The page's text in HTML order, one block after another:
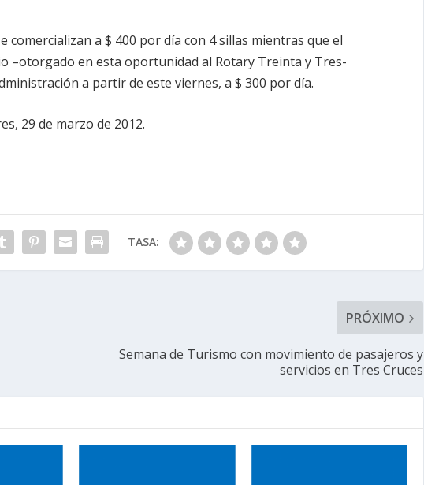
comercializan a $ 400 por día con 4 sillas mientras que el
–otorgado en esta oportunidad al Rotary Treinta y Tres-
a partir de este viernes, a $ 300 por día.
29 de marzo de 2012.
TASA:
PRÓXIMO
Semana de Turismo con movimiento de pasajeros y
servicios en Tres Cruces